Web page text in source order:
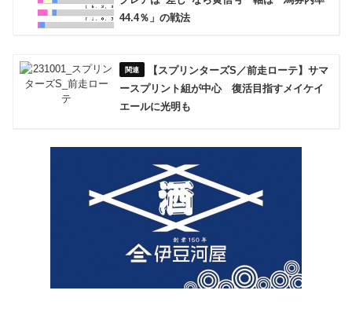
44.4％」の戦法
【スプリンターズS／前走ローテ】サマ
ースプリント組が中心 復活目指すメイケイ
エールに光明も